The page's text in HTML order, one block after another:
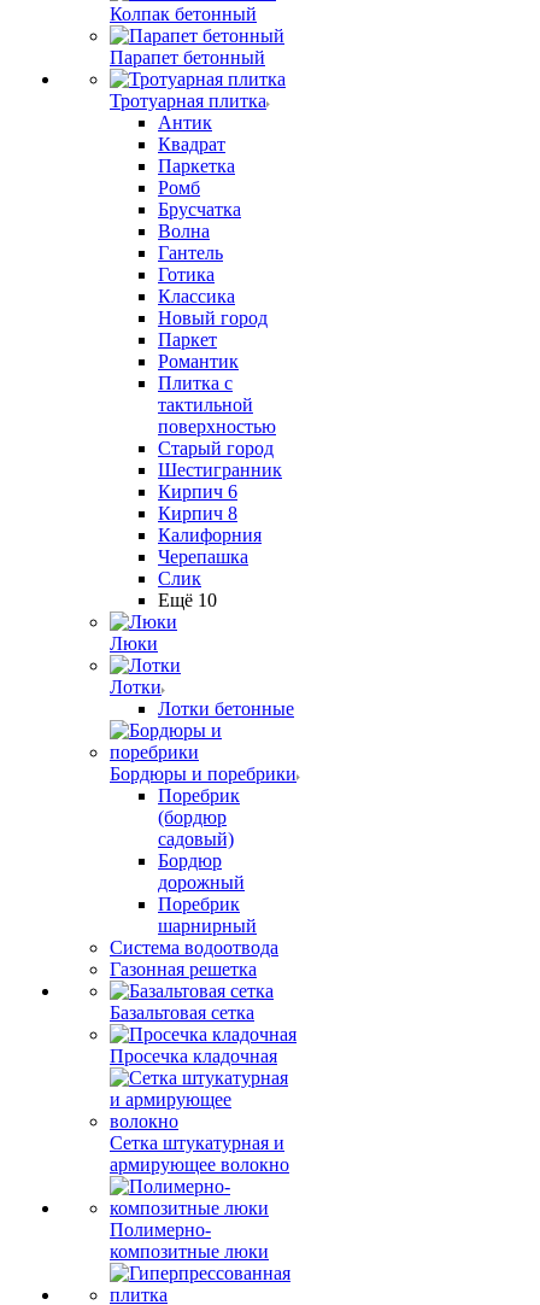
Колпак бетонный
Парапет бетонный
Тротуарная плитка
Антик
Квадрат
Паркетка
Ромб
Брусчатка
Волна
Гантель
Готика
Классика
Новый город
Паркет
Романтик
Плитка с
тактильной
поверхностью
Старый город
Шестигранник
Кирпич 6
Кирпич 8
Калифорния
Черепашка
Слик
Ещё 10
Люки
Лотки
Лотки бетонные
Бордюры и поребрики
Поребрик
(бордюр
садовый)
Бордюр
дорожный
Поребрик
шарнирный
Система водоотвода
Газонная решетка
Базальтовая сетка
Просечка кладочная
Сетка штукатурная и
армирующее волокно
Полимерно-
композитные люки